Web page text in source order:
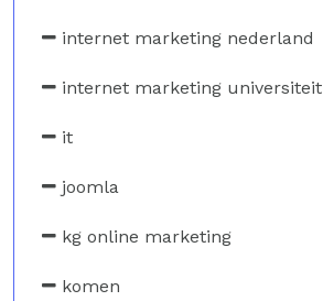
internet marketing nederland
internet marketing universiteit
it
joomla
kg online marketing
komen